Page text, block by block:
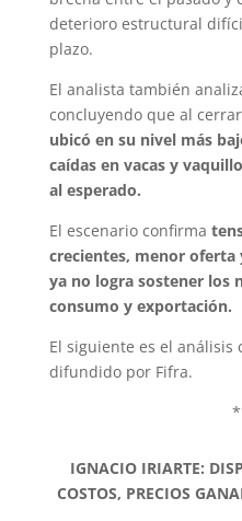
deterioro estructural
plazo.
El analista también
concluyendo que al
ubicó en su nivel más
caídas en vacas y
al esperado.
El escenario confirma
crecientes, menor
ya no logra sostener los
consumo y exportación.
El siguiente es el análisis
difundido por Fifra.
IGNACIO IRIARTE:
COSTOS, PRECIOS